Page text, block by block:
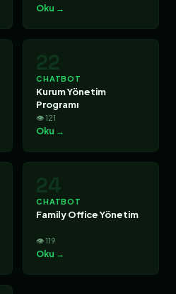
Oku →
22
CHATBOT
Kurum Yönetim
Programı
👁 121
Oku →
24
CHATBOT
Family Office Yönetim
👁 119
Oku →